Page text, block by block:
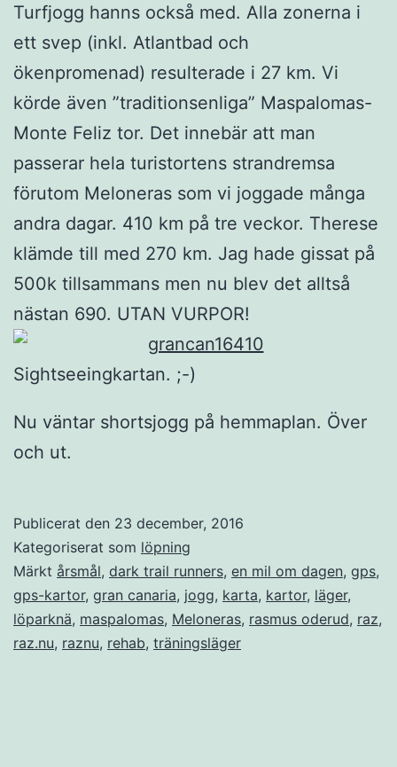
Turfjogg hanns också med. Alla zonerna i
ett svep (inkl. Atlantbad och
ökenpromenad) resulterade i 27 km. Vi
körde även ”traditionsenliga” Maspalomas-
Monte Feliz tor. Det innebär att man
passerar hela turistortens strandremsa
förutom Meloneras som vi joggade många
andra dagar. 410 km på tre veckor. Therese
klämde till med 270 km. Jag hade gissat på
500k tillsammans men nu blev det alltså
nästan 690. UTAN VURPOR!
Sightseeingkartan. ;-)
Nu väntar shortsjogg på hemmaplan. Över
och ut.
Publicerat den 23 december, 2016
Kategoriserat som löpning
Märkt årsmål, dark trail runners, en mil om dagen, gps,
gps-kartor, gran canaria, jogg, karta, kartor, läger,
löparknä, maspalomas, Meloneras, rasmus oderud, raz,
raz.nu, raznu, rehab, träningsläger